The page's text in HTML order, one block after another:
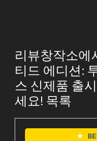
리뷰창작소에
티드 에디션:
스 신제품 출
세요! 목록
★